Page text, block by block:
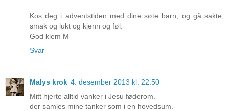
Kos deg i adventstiden med dine søte barn, og gå sakte,
smak og lukt og kjenn og føl.
God klem M
Svar
Malys krok 4. desember 2013 kl. 22:50
Mitt hjerte alltid vanker i Jesu føderom.
der samles mine tanker som i en hovedsum.